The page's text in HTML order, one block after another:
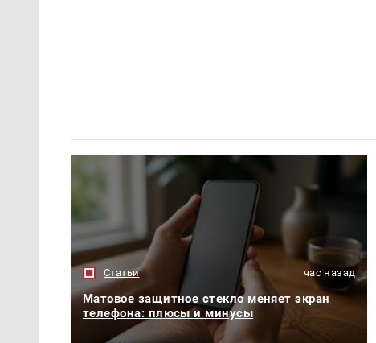
Статьи час назад
Матовое защитное стекло меняет экран
телефона: плюсы и минусы